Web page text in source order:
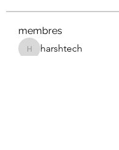
membres
harshtech
harshtech